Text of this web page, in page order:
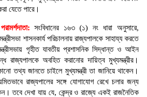
যেতে পারে।
সংবিধানের ১৬৩ (১) নং ধারা অনুসারে,
শাসনকার্য পরিচালনায় রাজ্যপালকে সাহায্য করতে
গৃহীত যাবতীয় প্রশাসনিক সিদ্ধান্ত ও আইন
রাজ্যপালকে অবহিত করানোর দায়িত্ব মুখ্যমন্ত্রীর।
তথ্য জানতে চাইলে মুখ্যমন্ত্রী তা জানিয়ে থাকেন।
রাজ্যপালের সঙ্গে যোগাযোগ রেখে চলার জন্য
তবে দেখা যায় যে, কেন্দ্র ও রাজ্যে একই রাজনৈতিক